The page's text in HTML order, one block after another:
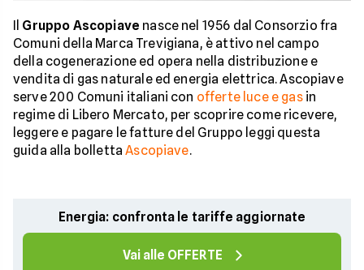
Il Gruppo Ascopiave nasce nel 1956 dal Consorzio fra
Comuni della Marca Trevigiana, è attivo nel campo
della cogenerazione ed opera nella distribuzione e
vendita di gas naturale ed energia elettrica. Ascopiave
serve 200 Comuni italiani con offerte luce e gasin
regime di Libero Mercato, per scoprire come ricevere,
leggere e pagare le fatture del Gruppo leggi questa
guida alla bollettaAscopiave.
Energia: confronta le tariffe aggiornate
Vai alle OFFERTE